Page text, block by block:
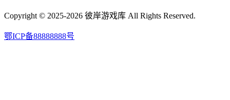
Copyright © 2025-2026 彼岸游戏库 All Rights Reserved.
鄂ICP备88888888号